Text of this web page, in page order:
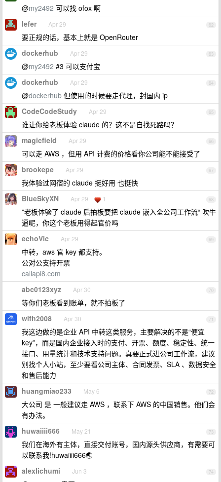
@my2492 可以找 ofox 啊
62
lefer Apr 29
要正规的话，基本上就是 OpenRouter
63
dockerhub Apr 29
@my2492 #3 可以支付宝
64
dockerhub Apr 29
@dockerhub 但使用的时候要走代理，封国内 ip
65
CodeCodeStudy Apr 29
谁让你给老板体验 claude 的？这不是自找死路吗？
66
magicfield Apr 29
可以走 AWS ，但用 API 计费的价格看你公司能不能接受了
67
brookepe Apr 29
我体验过网宿的 claude 挺好用 也挺快
68
BlueSkyXN Apr 29 1
”老板体验了 claude 后拍板要把 claude 嵌入全公司工作流“ 吹牛
逼呢，你这个老板用得起官价吗
69
echoVic Apr 29
中转，aws 官 key 都支持。
公对公支持开票
callapi8.com
70
abc0123xyz Apr 30
等你们老板看到账单，就不拍板了
71
wlfh2008 Apr 30
我这边做的是企业 API 中转这类服务，主要解决的不是“便宜
key”，而是国内企业接入时的支付、开票、额度、稳定性、统一
接口、用量统计和技术支持问题。真要正式进公司工作流，建议
别找个人小站，至少要看公司主体、合同发票、SLA 、数据安全
和售后能力
72
huangmiao233 May 6
大公司 是 一般建议走 AWS ，联系下 AWS 的中国销售。他们会
有办法。
73
huwaiiii666 May 21
我们在海外有主体，直接交付账号，国内源头供应商，有需要可
以联系我!huwaiiii666🌏
74
alexlichumi Jun 3